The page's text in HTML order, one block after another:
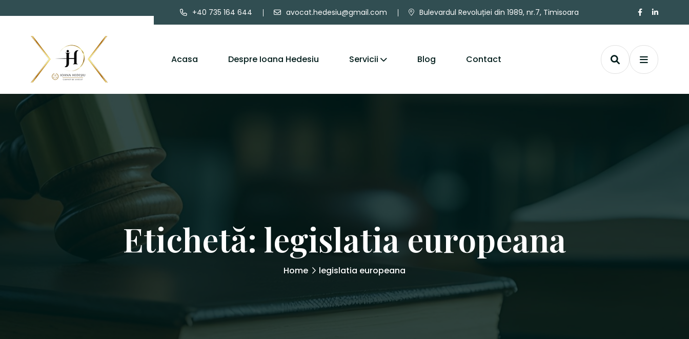
+40 735 164 644 avocat.hedesiu@gmail.com Bulevardul Revoluției din 1989, nr.7, Timisoara
Acasa Despre Ioana Hedesiu Servicii Blog Contact
Etichetă: legislatia europeana
Home legislatia europeana